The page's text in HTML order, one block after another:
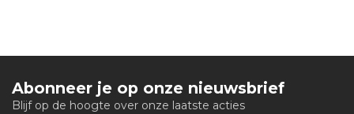
Abonneer je op onze nieuwsbrief
Blijf op de hoogte over onze laatste acties